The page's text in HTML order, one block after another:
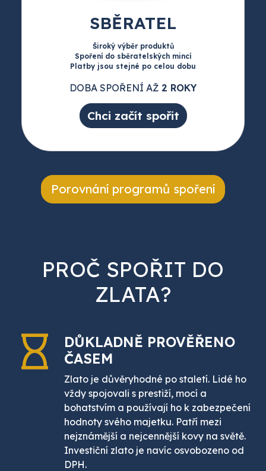
SBĚRATEL
Široký výběr produktů
Spoření do sběratelských mincí
Platby jsou stejné po celou dobu
DOBA SPOŘENÍ AŽ 2 ROKY
Chci začít spořit
Porovnání programů spoření
PROČ SPOŘIT DO
ZLATA?
DŮKLADNĚ PROVĚŘENO
ČASEM
Zlato je důvěryhodné po staletí. Lidé ho
vždy spojovali s prestiží, mocí a
bohatstvím a používají ho k zabezpečení
hodnoty svého majetku. Patří mezi
nejznámější a nejcennější kovy na světě.
Investiční zlato je navíc osvobozeno od
DPH.